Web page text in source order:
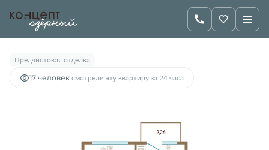
1-комнатная44.44 м 5 900 000 руб.
Предчистовая отделка
17 человек смотрели эту квартиру за 24 часа